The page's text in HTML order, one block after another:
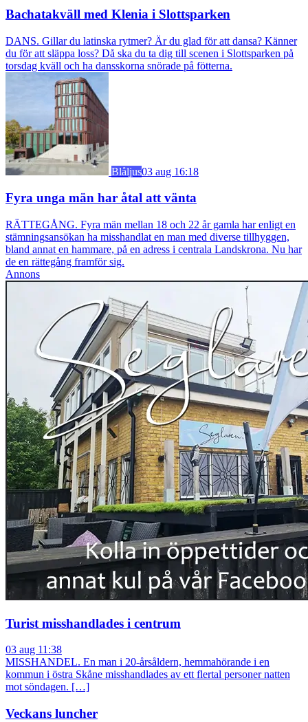
Bachatakväll med Klenia i Slottsparken
DANS. Gillar du latinska rytmer? Är du glad för att dansa? Känner
du för att släppa loss? Då ska du ta dig till scenen i Slottsparken på
torsdag kväll och ha dansskorna snörade på fötterna.
Blåljus03 aug 16:18
Fyra unga män har åtal att vänta
RÄTTEGÅNG. Fyra män mellan 18 och 22 år gamla har enligt en
stämningsansökan ha misshandlat en man med diverse tillhyggen,
bland annat en hammare, på en adress i centrala Landskrona. Nu har
de en rättegång framför sig.
Annons
Turist misshandlades i centrum
03 aug 11:38
MISSHANDEL. En man i 20-årsåldern, hemmahörande i en
kommun i östra Skåne misshandlades av ett flertal personer natten
mot söndagen. […]
Veckans luncher